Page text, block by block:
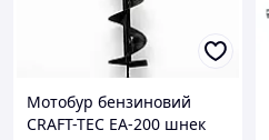
Мотобур бензиновий
CRAFT-TEC EA-200 шнек